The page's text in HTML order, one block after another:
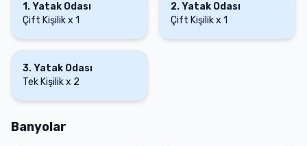
1 .Yatak Odası
Çift Kişilikx 1
2.Yatak Odası
Çift Kişilikx 1
3.Yatak Odası
Tek Kişilikx 2
Banyolar